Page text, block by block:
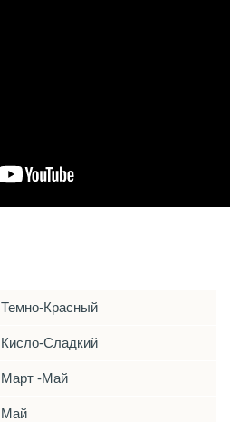
Темно-Красный
Кисло-Сладкий
Март -Май
Май